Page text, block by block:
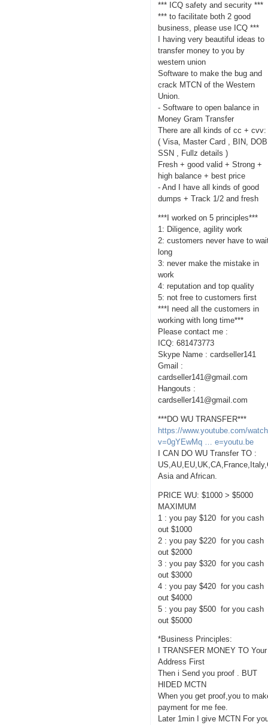
*** ICQ safety and security ***
*** to facilitate both 2 good
business, please use ICQ ***
I having very beautiful ideas to
transfer money to you by
western union
Software to make the bug and
crack MTCN of the Western
Union.
- Software to open balance in
Money Gram Transfer
There are all kinds of cc + cvv:
( Visa, Master Card , BIN,
SSN , Fullz details )
Fresh + good valid + Strong +
high balance + best price
- And I have all kinds of good
dumps + Track 1/2 and fresh
***I worked on 5 principles***
1: Diligence, agility work
2: customers never have to
long
3: never make the mistake in
work
4: reputation and top quality
5: not free to customers first
***I need all the customers in
working with long time***
Please contact me :
ICQ: 681473773
Skype Name : cardseller141
Gmail :
cardseller141@gmail.com
Hangouts :
cardseller141@gmail.com
***DO WU TRANSFER***
https://www.youtube.com/
v=0gYEwMq … e=youtu.be
I CAN DO WU Transfer TO :
Asia and African.
PRICE WU: $1000 > $5000
MAXIMUM
1 : you pay $120 for you cash
out $1000
2 : you pay $220 for you cash
out $2000
3 : you pay $320 for you cash
out $3000
4 : you pay $420 for you cash
out $4000
5 : you pay $500 for you cash
out $5000
*Business Principles:
I TRANSFER MONEY TO Your
Address First
Then i Send you proof . BUT
HIDED MCTN
When you get proof,you to
payment for me fee.
Later 1min I give MCTN For